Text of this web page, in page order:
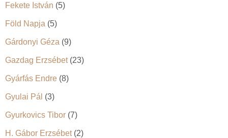
Fekete István (5)
Föld Napja (5)
Gárdonyi Géza (9)
Gazdag Erzsébet(23)
Gyárfás Endre (8)
Gyulai Pál (3)
Gyurkovics Tibor (7)
H. Gábor Erzsébet(2)